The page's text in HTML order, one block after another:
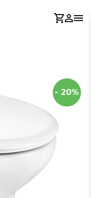
Košarica
- 20%